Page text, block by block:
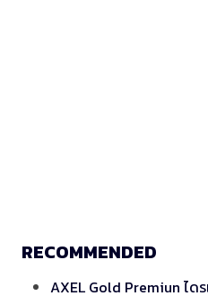
RECOMMENDED
AXEL Gold Premiun ได